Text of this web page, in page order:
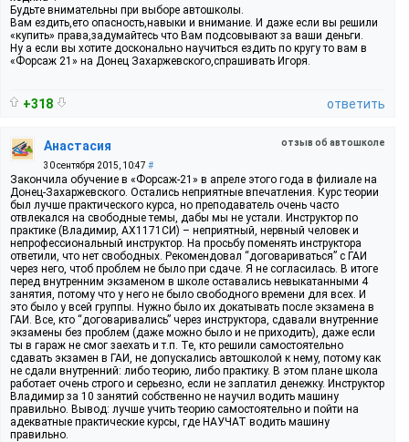
Будьте внимательны при выборе автошколы.
Вам ездить,ето опасность,навыки и внимание. И даже если вы решили
«купить» права,задумайтесь что Вам подсовывают за ваши деньги.
Ну а если вы хотите досконально научиться ездить по кругу то вам в
«Форсаж 21» на Донец Захаржевского,спрашивать Игоря.
+318 ответить
отзыв об автошколе
Анастасия
30 сентября 2015, 10:47 #
Закончила обучение в «Форсаж-21» в апреле этого года в филиале на
Донец-Захаржевского. Остались неприятные впечатления. Курс теории
был лучше практического курса, но преподаватель очень часто
отвлекался на свободные темы, дабы мы не устали. Инструктор по
практике (Владимир, АХ1171СИ) – неприятный, нервный человек и
непрофессиональный инструктор. На просьбу поменять инструктора
ответили, что нет свободных. Рекомендовал “договариваться” с ГАИ
через него, чтоб проблем не было при сдаче. Я не согласилась. В итоге
перед внутренним экзаменом в школе оставались невыкатанными 4
занятия, потому что у него не было свободного времени для всех. И
это было у всей группы. Нужно было их докатывать после экзамена в
ГАИ. Все, кто “договаривались” через инструктора, сдавали внутренние
экзамены без проблем (даже можно было и не приходить), даже если
ты в гараж не смог заехать и т.п. Те, кто решили самостоятельно
сдавать экзамен в ГАИ, не допускались автошколой к нему, потому как
не сдали внутренний: либо теорию, либо практику. В этом плане школа
работает очень строго и серьезно, если не заплатил денежку. Инструктор
Владимир за 10 занятий собственно не научил водить машину
правильно. Вывод: лучше учить теорию самостоятельно и пойти на
адекватные практические курсы, где НАУЧАТ водить машину
правильно.